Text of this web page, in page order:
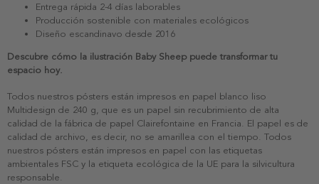
Entrega rápida 2-4 días laborables
Producción sostenible con materiales ecológicos
Diseño escandinavo desde 2016
Descubre cómo la ilustración Baby Sheep puede transformar tu
espacio hoy.
Todos nuestros pósters están impresos en papel blanco liso
Multidesign de 240 g, que es un papel sin recubrimiento de alta
calidad de la fábrica de papel Clairefontaine en Francia. El papel es de
calidad de archivo, es decir, no se amarillea con el tiempo. Todos
nuestros pósters están impresos en papel con las etiquetas
ambientales FSC y la etiqueta ecológica de la UE para la silvicultura
responsable.